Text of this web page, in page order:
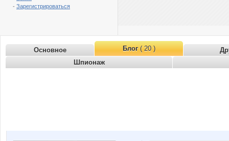
- Зарегистрироваться
Основное Блог( 20 )
Шпионаж